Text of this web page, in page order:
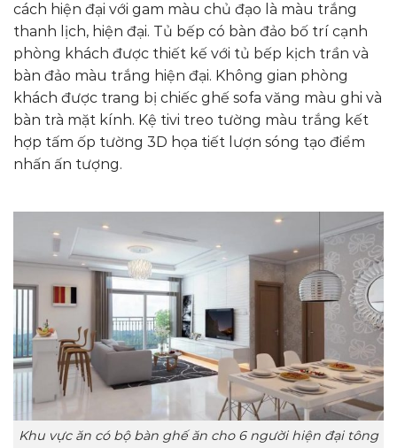
cách hiện đại với gam màu chủ đạo là màu trắng
thanh lịch, hiện đại. Tủ bếp có bàn đảo bố trí cạnh
phòng khách được thiết kế với tủ bếp kịch trần và
bàn đảo màu trắng hiện đại. Không gian phòng
khách được trang bị chiếc ghế sofa văng màu ghi và
bàn trà mặt kính. Kệ tivi treo tường màu trắng kết
hợp tấm ốp tường 3D họa tiết lượn sóng tạo điểm
nhấn ấn tượng.
Khu vực ăn có bộ bàn ghế ăn cho 6 người hiện đại tông